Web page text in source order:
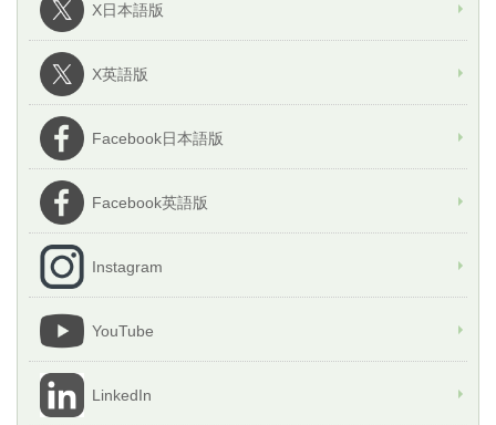
X日本語版
X英語版
Facebook日本語版
Facebook英語版
Instagram
YouTube
LinkedIn